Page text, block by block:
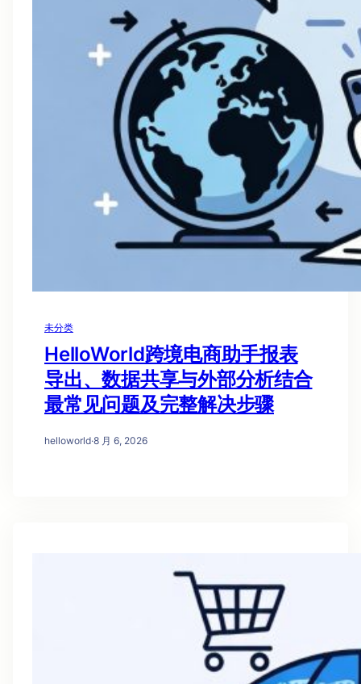
未分类
HelloWorld跨境电商助手报表
导出、数据共享与外部分析结合
最常见问题及完整解决步骤
helloworld·8 月 6, 2026